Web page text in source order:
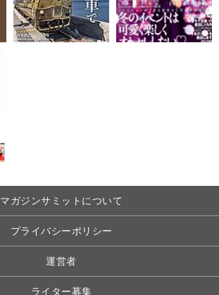
マガジンサミットについて
プライバシーポリシー
運営者
ライター募集